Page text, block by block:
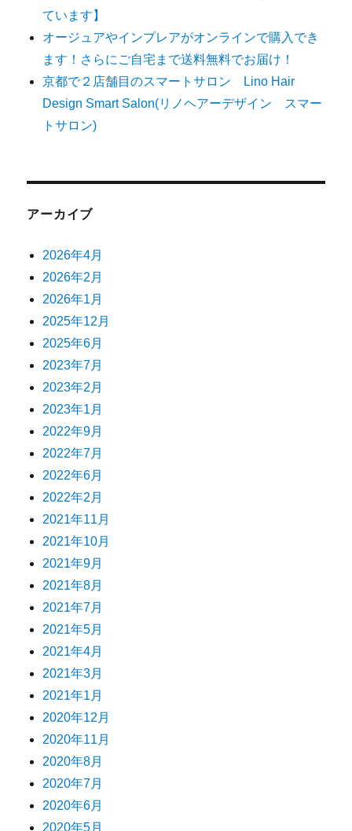
ています】
オージュアやインプレアがオンラインで購入でき
ます！さらにご自宅まで送料無料でお届け！
京都で２店舗目のスマートサロン Lino Hair
Design Smart Salon(リノヘアーデザイン スマー
トサロン)
アーカイブ
2026年4月
2026年2月
2026年1月
2025年12月
2025年6月
2023年7月
2023年2月
2023年1月
2022年9月
2022年7月
2022年6月
2022年2月
2021年11月
2021年10月
2021年9月
2021年8月
2021年7月
2021年5月
2021年4月
2021年3月
2021年1月
2020年12月
2020年11月
2020年8月
2020年7月
2020年6月
2020年5月